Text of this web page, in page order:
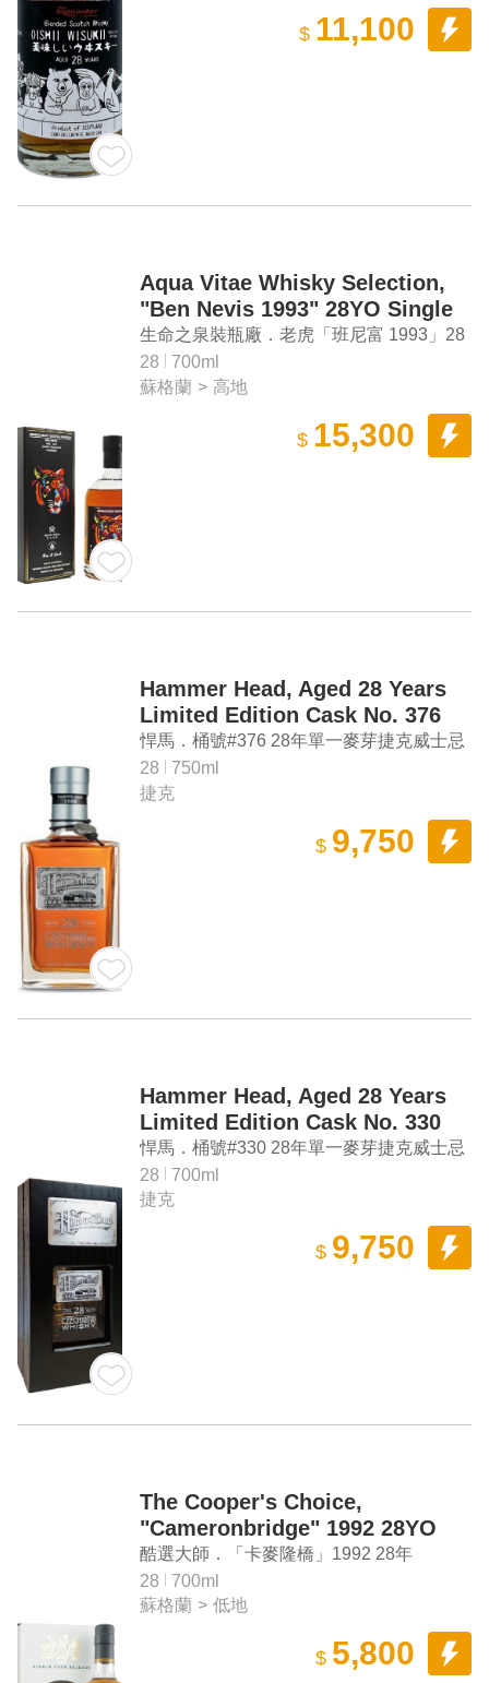
$ 11,100
Aqua Vitae Whisky Selection,
"Ben Nevis 1993" 28YO Single
Malt Scotch Whisky
生命之泉裝瓶廠．老虎「班尼富 1993」28
年單一麥芽蘇格蘭威士忌
28
700ml
蘇格蘭 > 高地
$ 15,300
Hammer Head, Aged 28 Years
Limited Edition Cask No. 376
Czech Vintage Single Malt
Whisky
悍馬．桶號#376 28年單一麥芽捷克威士忌
28
750ml
捷克
$ 9,750
Hammer Head, Aged 28 Years
Limited Edition Cask No. 330
Czech Vintage Single Malt
Whisky
悍馬．桶號#330 28年單一麥芽捷克威士忌
（木盒版）
28
700ml
捷克
$ 9,750
The Cooper's Choice,
"Cameronbridge" 1992 28YO
#115061 Bourbon Cask Scotch
Whisky
酷選大師．「卡麥隆橋」1992 28年
#115061波本桶單一桶蘇格蘭威士忌
28
700ml
蘇格蘭 > 低地
$ 5,800